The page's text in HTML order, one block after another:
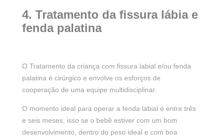
4. Tratamento da fissura lábia e
fenda palatina
O Tratamento da criança com fissura labial e/ou fenda
palatina é cirúrgico e envolve os esforços de
cooperação de uma equipe multidisciplinar.
O momento ideal para operar a fenda labial é entre três
e seis meses, isso se o bebê estiver com um bom
desenvolvimento, dentro do peso ideal e com boa